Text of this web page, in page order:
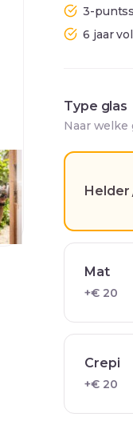
3-
6 jaar
Type glas
Naar welke
Helder
Mat
+€ 20
Crepi
+€ 20